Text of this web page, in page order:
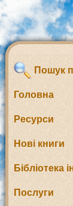
Пошук
Головна
Ресурси
Нові книги
Бібліотека
Послуги